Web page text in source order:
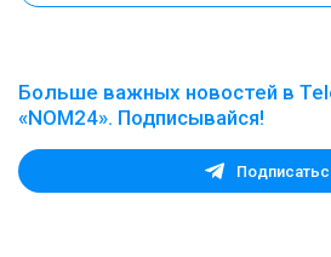
Больше важных новостей в
«NOM24». Подписывайся!